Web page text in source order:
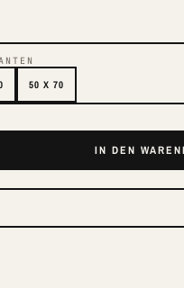
50 X 70
IN DEN